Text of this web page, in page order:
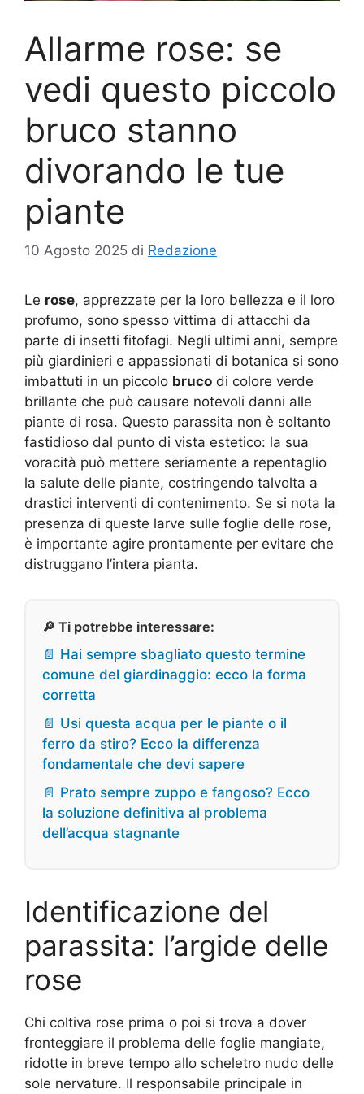
Allarme rose: se
vedi questo piccolo
bruco stanno
divorando le tue
piante
10 Agosto 2025 di Redazione
Le rose, apprezzate per la loro bellezza e il loro
profumo, sono spesso vittima di attacchi da
parte di insetti fitofagi. Negli ultimi anni, sempre
più giardinieri e appassionati di botanica si sono
imbattuti in un piccolo bruco di colore verde
brillante che può causare notevoli danni alle
piante di rosa. Questo parassita non è soltanto
fastidioso dal punto di vista estetico: la sua
voracità può mettere seriamente a repentaglio
la salute delle piante, costringendo talvolta a
drastici interventi di contenimento. Se si nota la
presenza di queste larve sulle foglie delle rose,
è importante agire prontamente per evitare che
distruggano l’intera pianta.
🔎 Ti potrebbe interessare:
📄 Hai sempre sbagliato questo termine
comune del giardinaggio: ecco la forma
corretta
📄 Usi questa acqua per le piante o il
ferro da stiro? Ecco la differenza
fondamentale che devi sapere
📄 Prato sempre zuppo e fangoso? Ecco
la soluzione definitiva al problema
dell’acqua stagnante
Identificazione del
parassita: l’argide delle
rose
Chi coltiva rose prima o poi si trova a dover
fronteggiare il problema delle foglie mangiate,
ridotte in breve tempo allo scheletro nudo delle
sole nervature. Il responsabile principale in